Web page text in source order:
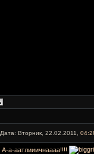
Дата: Вторник, 22.02.2011,
А-а-аатлииичнаааа!!!!